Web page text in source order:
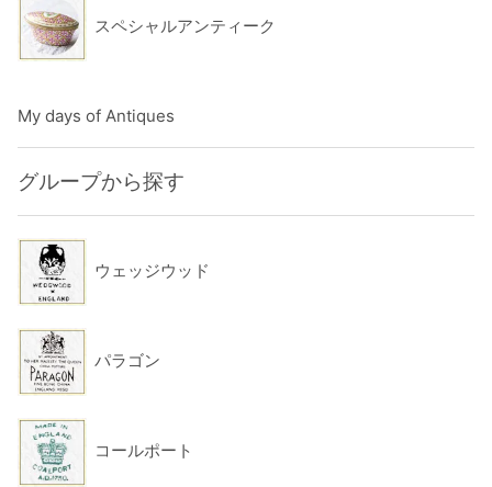
スペシャルアンティーク
My days of Antiques
グループから探す
ウェッジウッド
パラゴン
コールポート